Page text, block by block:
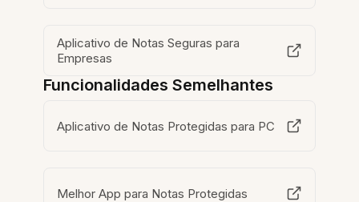
Aplicativo de Notas Seguras para
Empresas
Funcionalidades Semelhantes
Aplicativo de Notas Protegidas para PC
Melhor App para Notas Protegidas